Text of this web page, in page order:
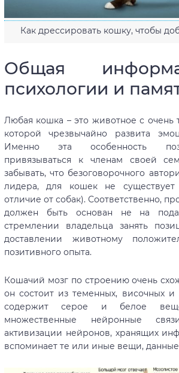
Как дрессировать кошку, чтобы
Общая
психологии и
Любая кошка – это животное с очень
которой чрезвычайно развита
Именно эта особенность
привязываться к членам своей
забывать, что безоговорочного
лидера, для кошек не
отличие от собак). Соответственно,
должен быть основан не на
стремлении владельца занять
доставлении животному
позитивного опыта.
Кошачий мозг по строению очень
он состоит из теменных, височных и
содержит серое и белое
множественные нейронные
активизации нейронов, хранящих
вспоминает те или иные вещи,